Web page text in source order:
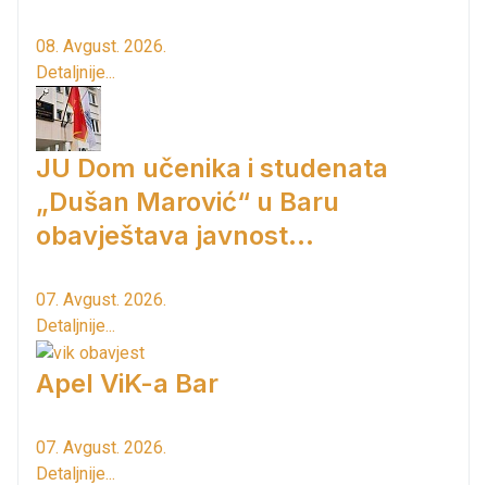
08. Avgust. 2026.
Detaljnije...
JU Dom učenika i studenata
„Dušan Marović“ u Baru
obavještava javnost...
07. Avgust. 2026.
Detaljnije...
Apel ViK-a Bar
07. Avgust. 2026.
Detaljnije...